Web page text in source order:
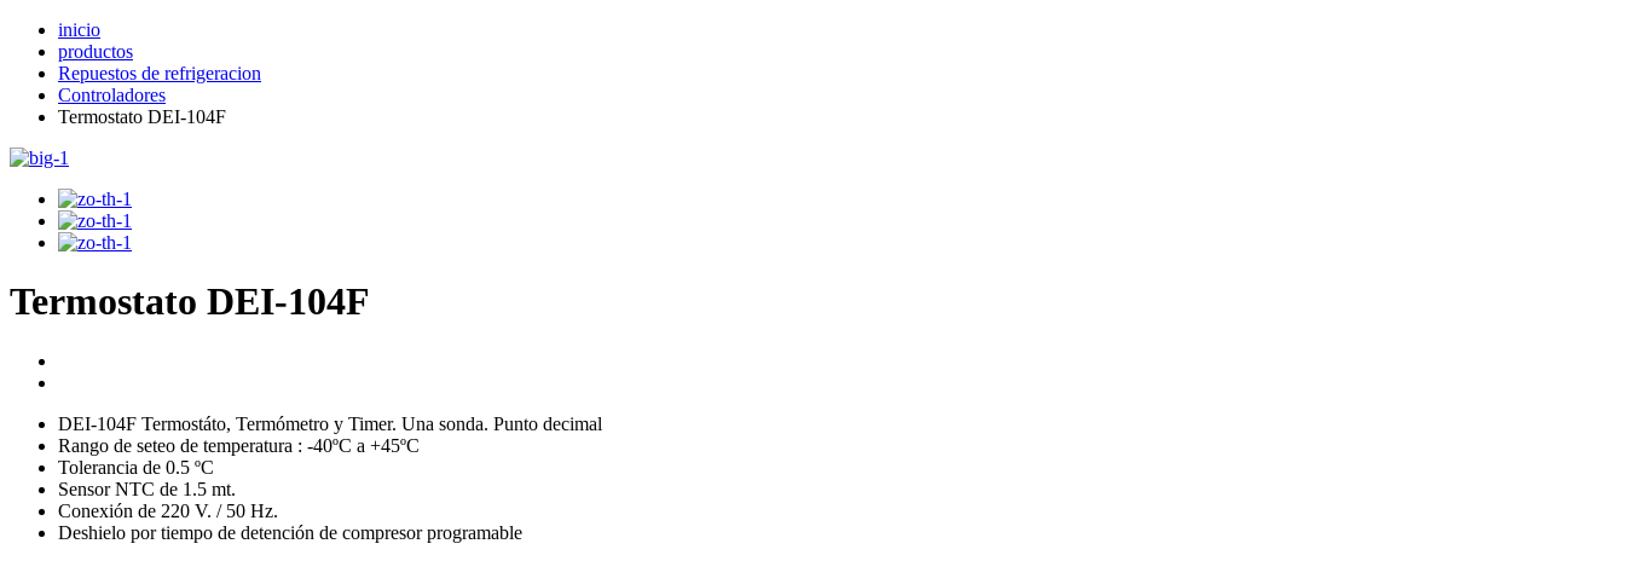
inicio
productos
Repuestos de refrigeracion
Controladores
Termostato DEI-104F
Termostato DEI-104F
DEI-104F Termostáto, Termómetro y Timer. Una sonda. Punto decimal
Rango de seteo de temperatura : -40ºC a +45ºC
Tolerancia de 0.5 ºC
Sensor NTC de 1.5 mt.
Conexión de 220 V. / 50 Hz.
Deshielo por tiempo de detención de compresor programable